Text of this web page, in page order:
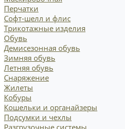
Перчатки
Софт-шелл и флис
Трикотажные изделия
Обувь
Демисезонная обувь
Зимняя обувь
Летняя обувь
Снаряжение
Жилеты
Кобуры
Кошельки и органайзеры
Подсумки и чехлы
Разгрузочные системы